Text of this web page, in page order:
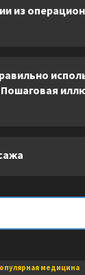
из
медицина